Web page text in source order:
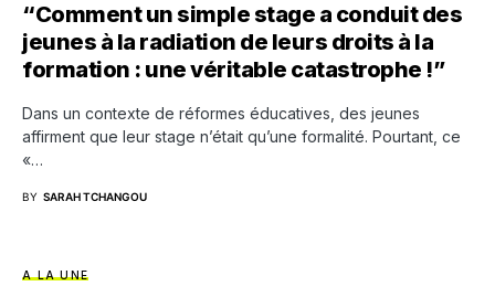
“Comment un simple stage a conduit des
jeunes à la radiation de leurs droits à la
formation : une véritable catastrophe !”
Dans un contexte de réformes éducatives, des jeunes
affirment que leur stage n’était qu’une formalité. Pourtant, ce
«…
BY SARAH TCHANGOU
A LA UNE